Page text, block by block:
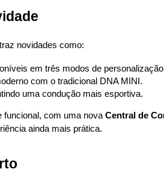
novidades como:
em três modos de
com o tradicional DNA MINI.
uma condução mais esportiva.
funcional, com uma nova Central de
ainda mais prática.